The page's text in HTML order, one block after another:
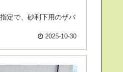
2025-10-30